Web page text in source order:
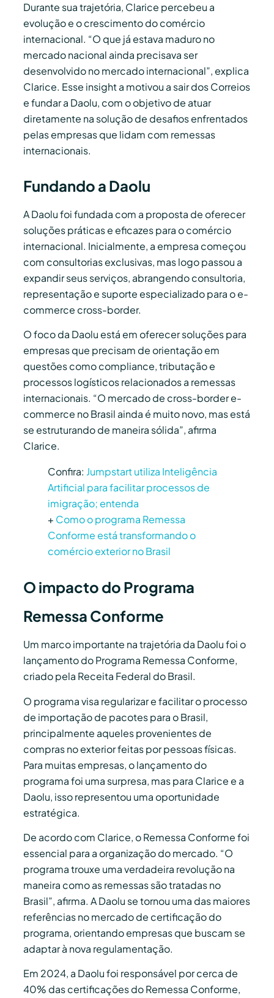
Durante sua trajetória, Clarice percebeu a
evolução e o crescimento do comércio
internacional. “O que já estava maduro no
mercado nacional ainda precisava ser
desenvolvido no mercado internacional”, explica
Clarice. Esse insight a motivou a sair dos Correios
e fundar a Daolu, com o objetivo de atuar
diretamente na solução de desafios enfrentados
pelas empresas que lidam com remessas
internacionais.
Fundando a Daolu
A Daolu foi fundada com a proposta de oferecer
soluções práticas e eficazes para o comércio
internacional. Inicialmente, a empresa começou
com consultorias exclusivas, mas logo passou a
expandir seus serviços, abrangendo consultoria,
representação e suporte especializado para o e-
commerce cross-border.
O foco da Daolu está em oferecer soluções para
empresas que precisam de orientação em
questões como compliance, tributação e
processos logísticos relacionados a remessas
internacionais. “O mercado de cross-border e-
commerce no Brasil ainda é muito novo, mas está
se estruturando de maneira sólida”, afirma
Clarice.
Confira: Jumpstart utiliza Inteligência
Artificial para facilitar processos de
imigração; entenda
+ Como o programa Remessa
Conforme está transformando o
comércio exterior no Brasil
O impacto do Programa
Remessa Conforme
Um marco importante na trajetória da Daolu foi o
lançamento do Programa Remessa Conforme,
criado pela Receita Federal do Brasil.
O programa visa regularizar e facilitar o processo
de importação de pacotes para o Brasil,
principalmente aqueles provenientes de
compras no exterior feitas por pessoas físicas.
Para muitas empresas, o lançamento do
programa foi uma surpresa, mas para Clarice e a
Daolu, isso representou uma oportunidade
estratégica.
De acordo com Clarice, o Remessa Conforme foi
essencial para a organização do mercado. “O
programa trouxe uma verdadeira revolução na
maneira como as remessas são tratadas no
Brasil”, afirma. A Daolu se tornou uma das maiores
referências no mercado de certificação do
programa, orientando empresas que buscam se
adaptar à nova regulamentação.
Em 2024, a Daolu foi responsável por cerca de
40% das certificações do Remessa Conforme,